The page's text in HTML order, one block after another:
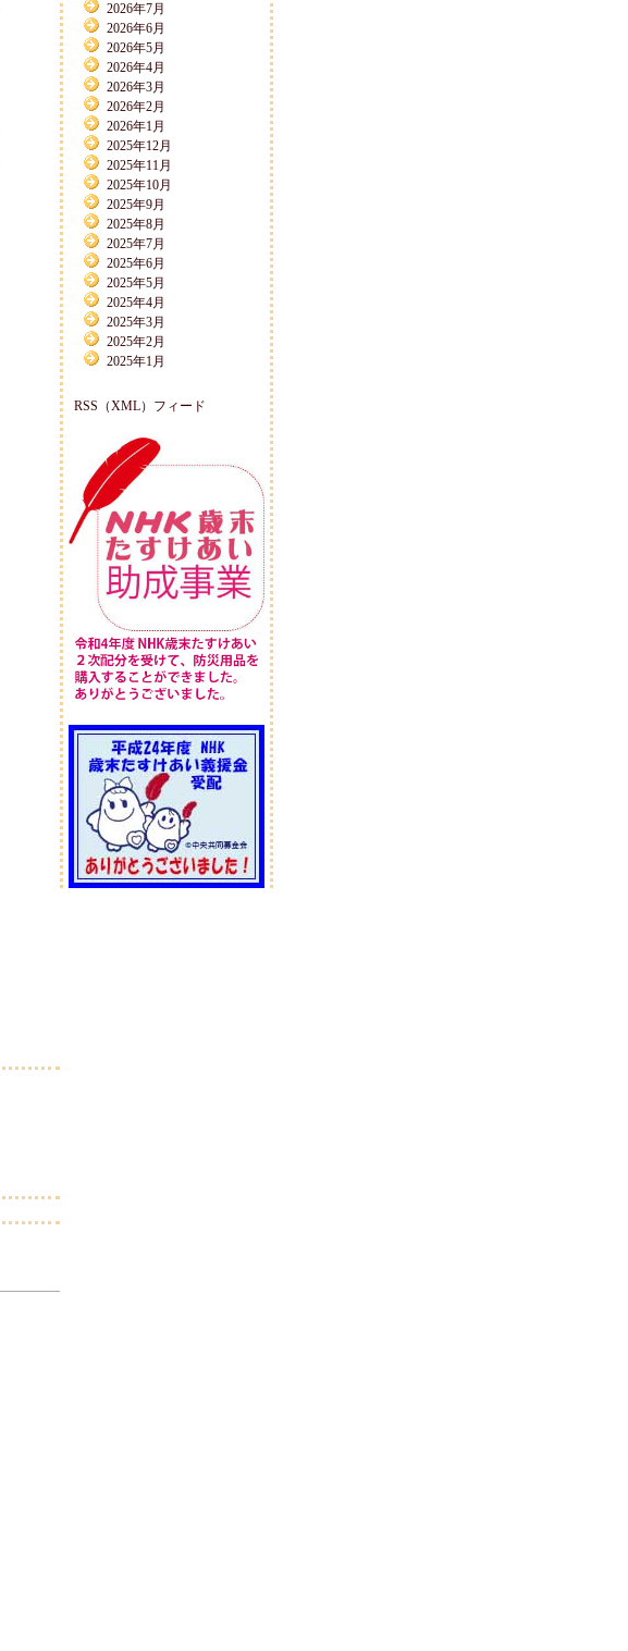
2026年7月
2026年6月
2026年5月
2026年4月
2026年3月
2026年2月
2026年1月
2025年12月
2025年11月
2025年10月
2025年9月
2025年8月
2025年7月
2025年6月
2025年5月
2025年4月
2025年3月
2025年2月
2025年1月
RSS（XML）フィード